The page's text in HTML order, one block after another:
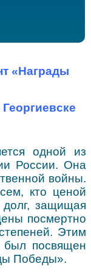
обслуживание
«Награды
одной из
России. Она
войны.
кто ценой
защищая
посмертно
Этим
был посвящен
Победы».